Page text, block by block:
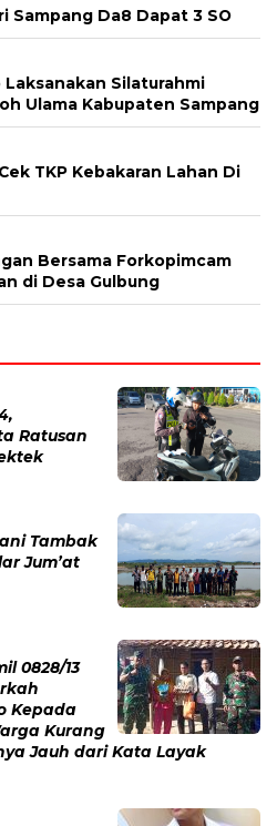
Sampang Da8 Dapat 3 SO
Silaturahmi
Ulama Kabupaten Sampang
TKP Kebakaran Lahan Di
Bersama Forkopimcam
di Desa Gulbung
Ratusan
Tambak
Jum’at
0828/13
Kepada
Kurang
Jauh dari Kata Layak